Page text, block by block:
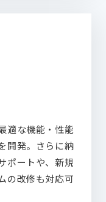
適な機能・性能
開発。さらに納
ポートや、新規
の改修も対応可